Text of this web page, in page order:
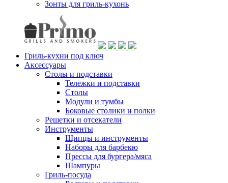
Зонты для гриль-кухонь
Гриль-кухни под ключ
Аксессуары
Столы и подставки
Тележки и подставки
Столы
Модули и тумбы
Боковые столики и полки
Решетки и отсекатели
Инструменты
Щипцы и инструменты
Наборы для барбекю
Прессы для бургера/мяса
Шампуры
Гриль-посуда